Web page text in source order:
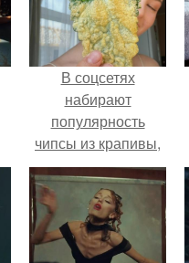
В соцсетях
набирают
популярность
чипсы из крапивы,
которые
пользователи в
комментариях
называют
неожиданно